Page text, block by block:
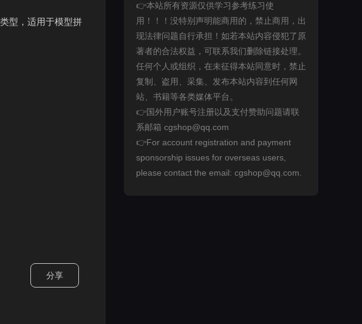
型，适用于模型拼
分享
👉本站所有资源仅供学习参考练习使
用！！！没特别声明能商用的，禁止商用，出
现法律问题自行承担！如若本站内容侵犯了原
著者的合法权益，可联系我们删除链接处理。
任何个人或组织，在未征得本站同意时，禁止
复制、盗用、采集、发布本站内容到任何网
站、书籍等各类媒体平台。
👉国外用户账号注册以及支付赞助问题请联
系邮箱 cgshop@qq.com
👉For account registration and payment
sponsorship issues for overseas users,
please contact the email: cgshop@qq.com.